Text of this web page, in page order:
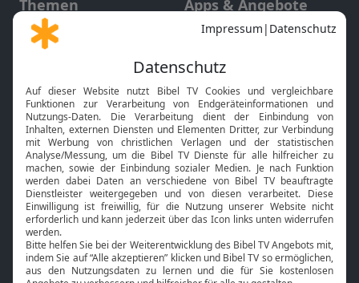
Themen
Gott und Bibel erklärt
Neuigkeiten
Apps & Angebote
Mobile App
Smart TV
HbbTV
Bibelthek Online-Bibel
Nächster Gottesdienst
Bibel TV
Über uns
Jobs
Service
Kontakt
TV-Empfang